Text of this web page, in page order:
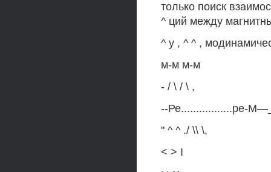
только поиск
^ ций между
^ у , ^ ^ ,
м-м м-м
- / \ / \ ,
--Ре.................ре-
" ^ ^ ./ \\ \,
< > I